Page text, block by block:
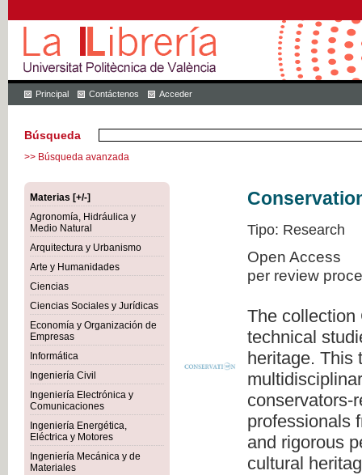
Principal Contáctenos Acceder
Búsqueda
>> Búsqueda avanzada
Materias [+/-]
Agronomía, Hidráulica y
Medio Natural
Arquitectura y Urbanismo
Arte y Humanidades
Ciencias
Ciencias Sociales y Jurídicas
Economía y Organización de
Empresas
Informática
Ingeniería Civil
Ingeniería Electrónica y
Comunicaciones
Ingeniería Energética,
Eléctrica y Motores
Ingeniería Mecánica y de
Materiales
Tipo: Research
Open Access
per review
The collection
technical
heritage. This
conservators-
professionals
and rigorous
cultural